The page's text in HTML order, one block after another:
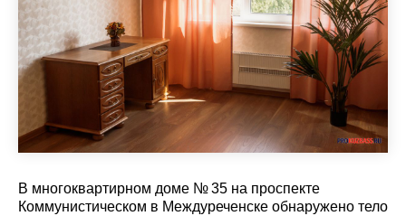
В многоквартирном доме № 35 на проспекте
Коммунистическом в Междуреченске обнаружено тело